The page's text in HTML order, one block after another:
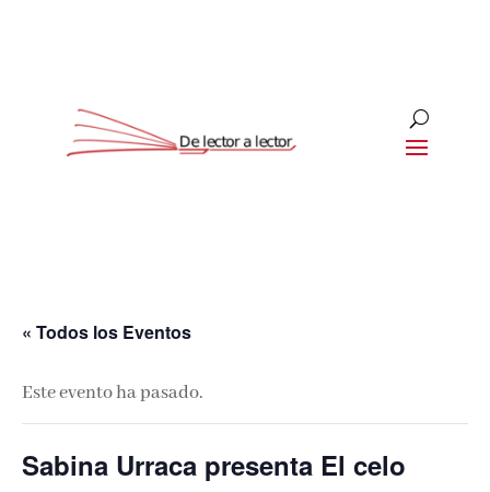
« Todos los Eventos
Este evento ha pasado.
Sabina Urraca presenta El celo